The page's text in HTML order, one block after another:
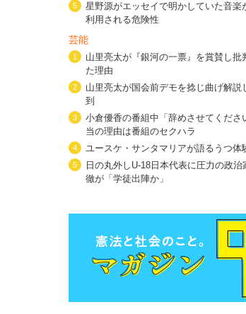
5
星野源がエッセイで明かしていた音楽
利用される危険性
芸能
1
山里亮太が『銀河の一票』を賞賛し批
た理由
2
山里亮太が国会前デモを捻じ曲げ解説
到
3
小倉優香の番組中「辞めさせてくださ
当の理由は番組のセクハラ
4 ユースケ・サンタマリアが語るうつ体
5
日の丸外しU-18日本代表に圧力の政治
徹が「学徒出陣か」